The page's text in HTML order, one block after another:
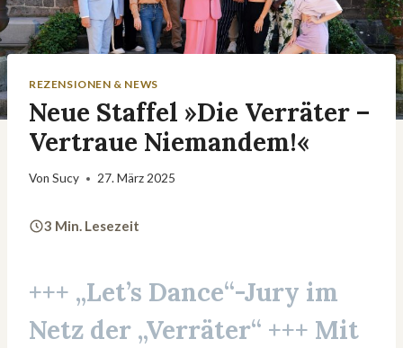
REZENSIONEN & NEWS
Neue Staffel »Die Verräter –
Vertraue Niemandem!«
Von Sucy 27. März 2025
3 Min. Lesezeit
+++ „Let’s Dance“-Jury im
Netz der „Verräter“ +++ Mit